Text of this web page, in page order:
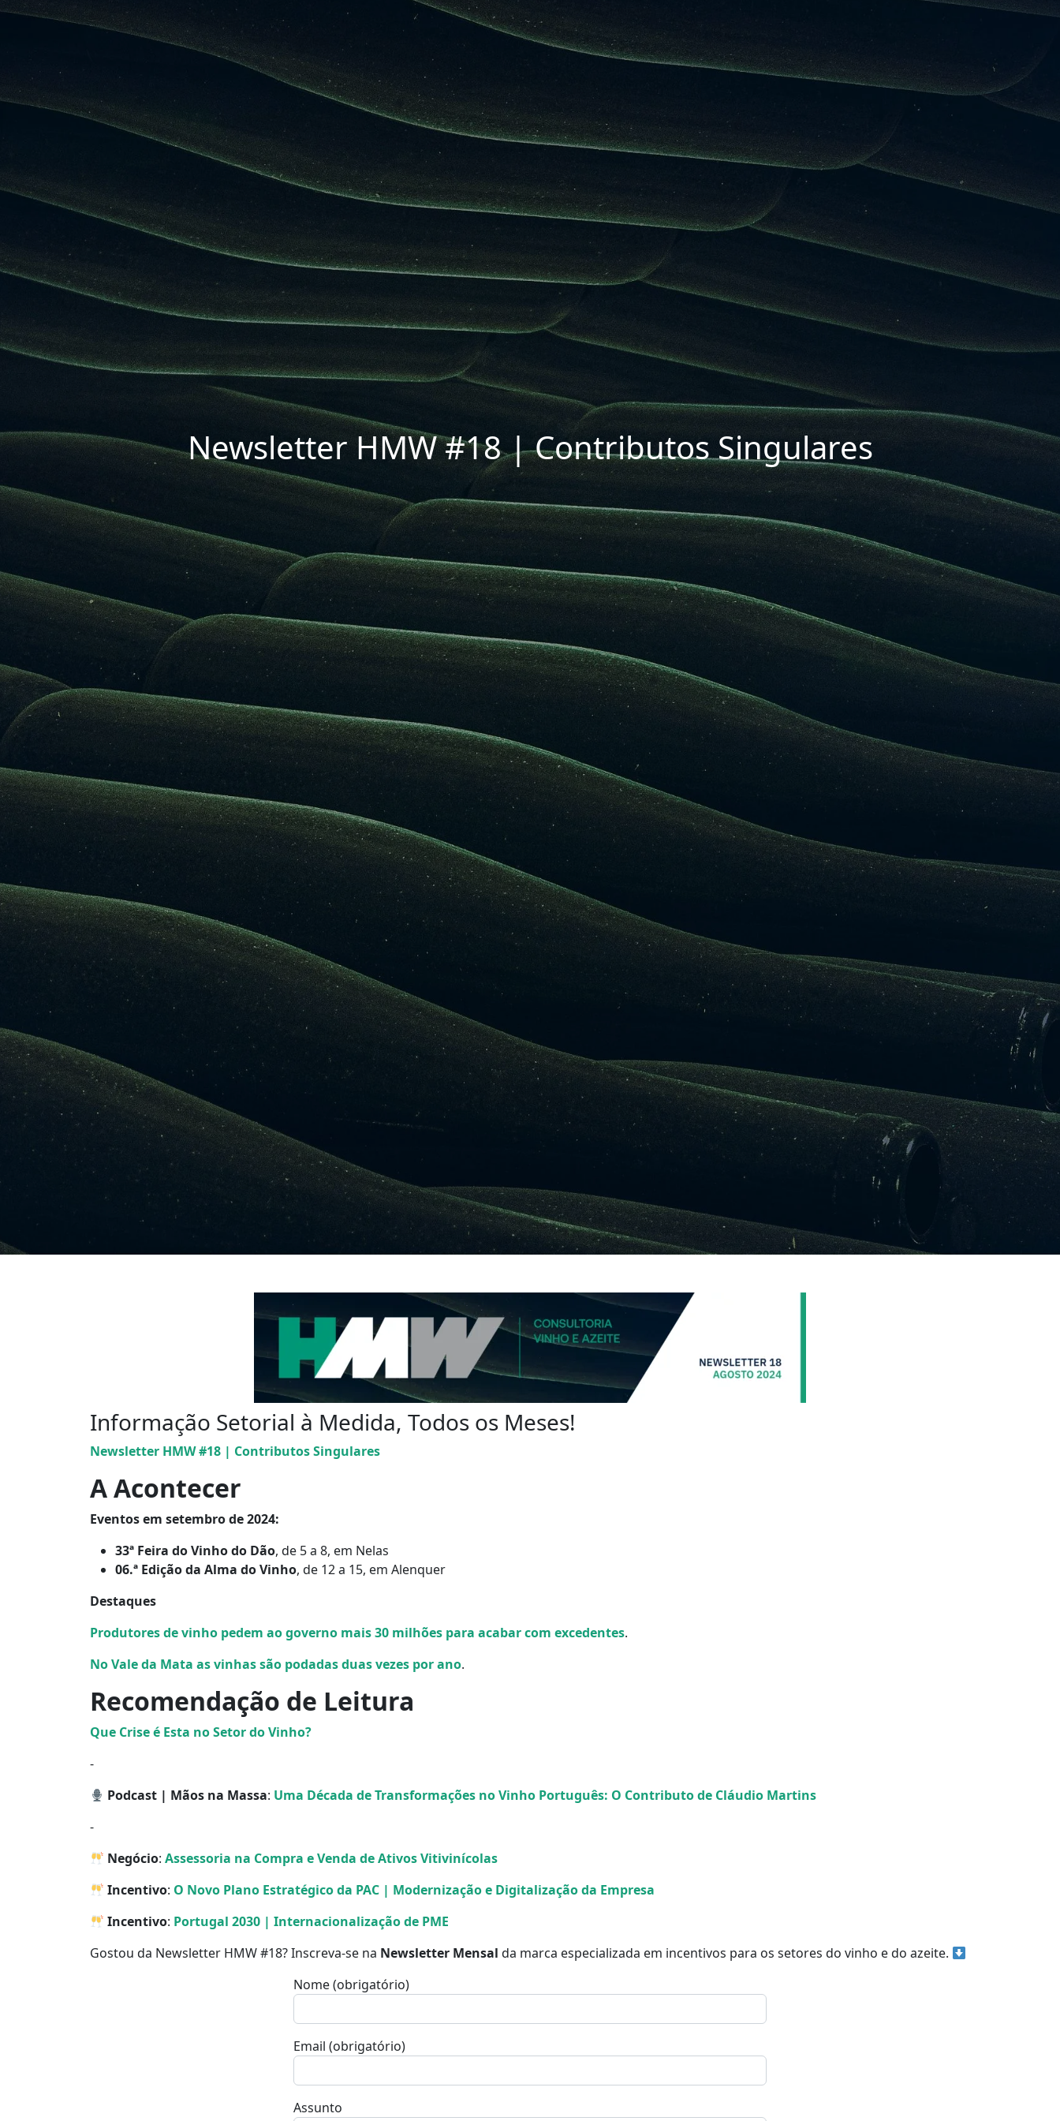
Newsletter HMW #18 | Contributos Singulares
Informação Setorial à Medida, Todos os Meses!
Newsletter HMW #18 | Contributos Singulares
A Acontecer
Eventos em setembro de 2024:
33ª Feira do Vinho do Dão, de 5 a 8, em Nelas
06.ª Edição da Alma do Vinho, de 12 a 15, em Alenquer
Destaques
Produtores de vinho pedem ao governo mais 30 milhões para acabar com excedentes.
No Vale da Mata as vinhas são podadas duas vezes por ano.
Recomendação de Leitura
Que Crise é Esta no Setor do Vinho?
⁃
Podcast | Mãos na Massa: Uma Década de Transformações no Vinho Português: O Contributo de Cláudio Martins
⁃
Negócio:Assessoria na Compra e Venda de Ativos Vitivinícolas
Incentivo: O Novo Plano Estratégico da PAC | Modernização e Digitalização da Empresa
Incentivo: Portugal 2030 | Internacionalização de PME
Gostou da Newsletter HMW #18? Inscreva-se na Newsletter Mensal da marca especializada em incentivos para os setores do vinho e do azeite.
Nome (obrigatório)
Email (obrigatório)
Assunto